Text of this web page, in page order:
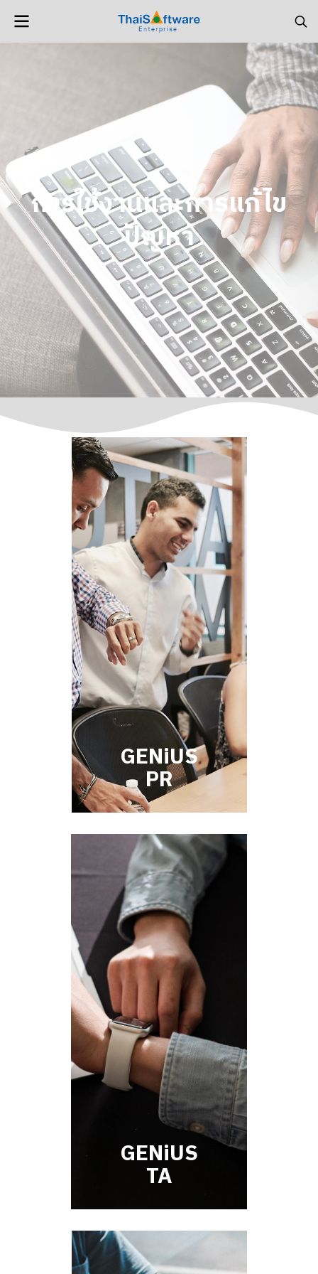
การใช้งานและการแก้ไข
ปัญหา
GENiUS
PR
GENiUS
TA